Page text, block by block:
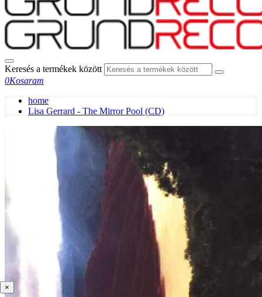
Keresés a termékek között
0Kosaram
home
Lisa Gerrard - The Mirror Pool (CD)
×